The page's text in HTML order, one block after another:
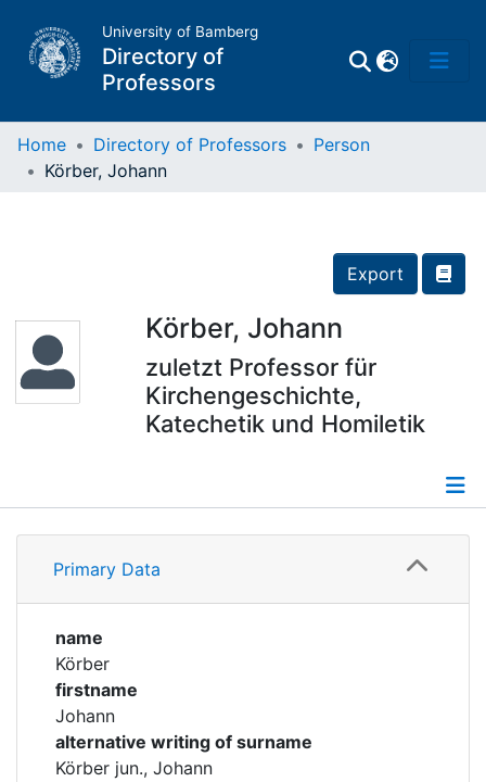
University of Bamberg
Directory of
Professors
Places
Corporations
Historic matricle
Home Directory of Professors
Person
Körber, Johann
Export
Körber, Johann
zuletzt Professor für
Kirchengeschichte,
Katechetik und Homiletik
Profile
Primary Data
name
Körber
firstname
Johann
alternative writing of surname
Körber jun., Johann